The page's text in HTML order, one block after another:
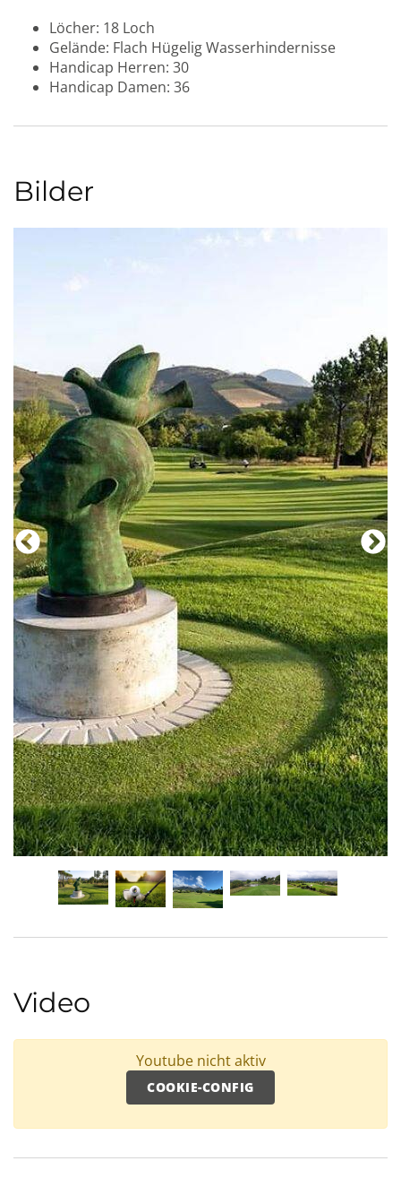
Löcher: 18 Loch
Gelände: Flach HügeligWasserhindernisse
Handicap Herren: 30
Handicap Damen: 36
Bilder
Video
Youtube nicht aktiv
COOKIE-CONFIG